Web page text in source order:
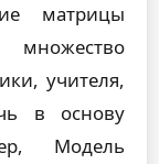
матрицы
учителя,
в основу
Модель